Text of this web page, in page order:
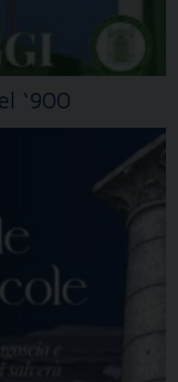
‘900